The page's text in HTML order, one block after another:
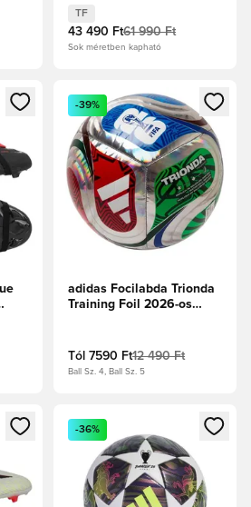
TF
43 490 Ft61 990 Ft
Sok méretben kapható
bejelentkezéshez vagy a tagként
Megnyit egy modált a
-39%
adidas Focilabda Trionda
Training Foil 2026-os
Tól 7590 Ft12 490 Ft
Ball Sz. 4, Ball Sz. 5
bejelentkezéshez vagy a tagként
Megnyit egy modált a
-36%